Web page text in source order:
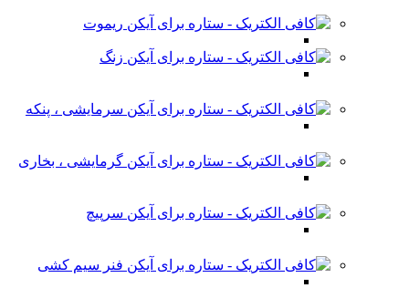
ریموت
زنگ
سرمایشی ، پنکه
گرمایشی ، بخاری
سرپیچ
فنر سیم کشی